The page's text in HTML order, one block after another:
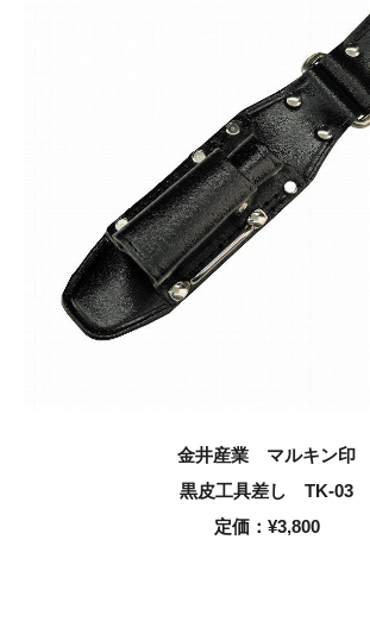
お問い合わせはこちら
金井産業 マルキン印
黒皮工具差し TK-03
定価： ¥3,800